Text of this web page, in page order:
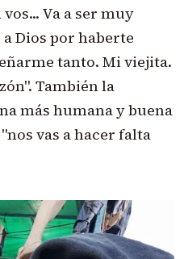
Va a ser muy
Dios por haberte
tanto. Mi viejita.
También la
más humana y buena
vas a hacer falta